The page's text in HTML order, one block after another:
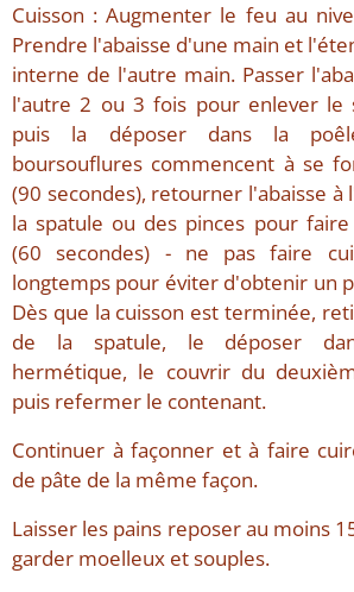
Cuisson : Augmenter le feu au
Prendre l'abaisse d'une main et
interne de l'autre main. Passer
l'autre 2 ou 3 fois pour enlever le
puis la déposer dans la
boursouflures commencent à se
(90 secondes), retourner l'abaisse à
la spatule ou des pinces pour
(60 secondes) - ne pas faire
longtemps pour éviter d'obtenir un
Dès que la cuisson est terminée,
de la spatule, le déposer
hermétique, le couvrir du
puis refermer le contenant.
Continuer à façonner et à faire
de pâte de la même façon.
Laisser les pains reposer au moins
garder moelleux et souples.